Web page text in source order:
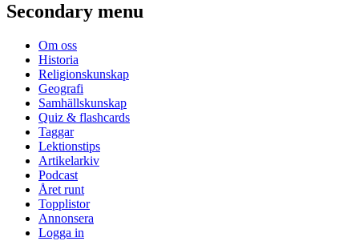
Secondary menu
Om oss
Historia
Religionskunskap
Geografi
Samhällskunskap
Quiz & flashcards
Taggar
Lektionstips
Artikelarkiv
Podcast
Året runt
Topplistor
Annonsera
Logga in